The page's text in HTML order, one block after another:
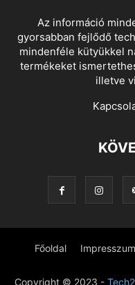
Az információ
gyorsabban fejlődő
mindenféle kütyükkel
termékeket
illetve
Főoldal Impresszum
Copyright © 2023 -